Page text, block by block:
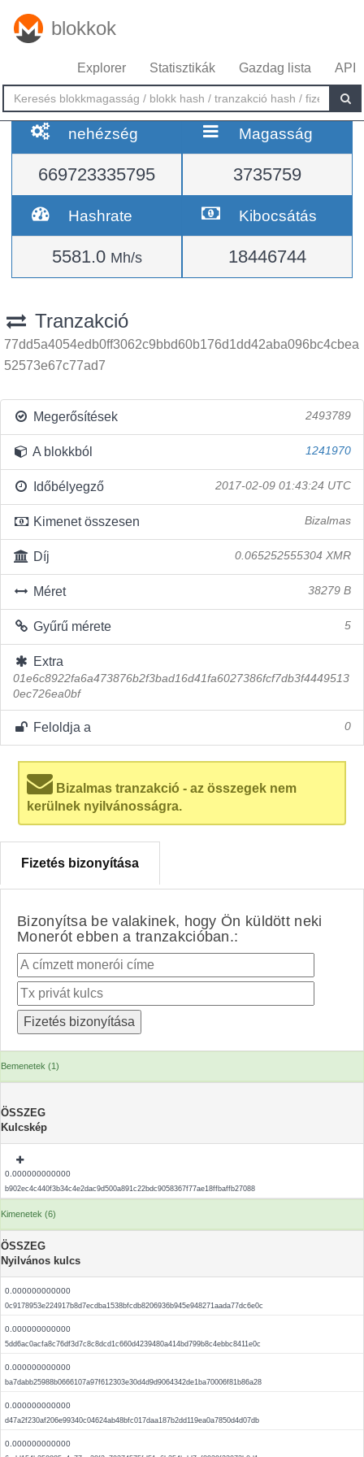
blokkok
Explorer Statisztikák Gazdag lista API
nehézség
669723335795
Magasság
3735759
Hashrate
5581.0 Mh/s
Kibocsátás
18446744
Tranzakció
77dd5a4054edb0ff3062c9bbd60b176d1dd42aba096bc4cbea
52573e67c77ad7
Megerősítések 2493789
A blokkból 1241970
Időbélyegző 2017-02-09 01:43:24 UTC
Kimenet összesen Bizalmas
Díj 0.065252555304 XMR
Méret 38279 B
Gyűrű mérete 5
Extra
01e6c8922fa6a473876b2f3bad16d41fa6027386fcf7db3f4449513
0ec726ea0bf
Feloldja a 0
Bizalmas tranzakció - az összegek nem
kerülnek nyilvánosságra.
Fizetés bizonyítása
Bizonyítsa be valakinek, hogy Ön küldött neki
Monerót ebben a tranzakcióban.:
Bemenetek (1)
ÖSSZEG
Kulcskép
0.000000000000
b902ec4c440f3b34c4e2dac9d500a891c22bdc9058367f77ae18ffbaffb27088
Kimenetek (6)
ÖSSZEG
Nyilvános kulcs
0.000000000000
0c9178953e224917b8d7ecdba1538bfcdb8206936b945e948271aada77dc6e0c
0.000000000000
5dd6ac0acfa8c76df3d7c8c8dcd1c660d4239480a414bd799b8c4ebbc8411e0c
0.000000000000
ba7dabb25988b0666107a97f612303e30d4d9d9064342de1ba70006f81b86a28
0.000000000000
d47a2f230af206e99340c04624ab48bfc017daa187b2dd119ea0a7850d4d07db
0.000000000000